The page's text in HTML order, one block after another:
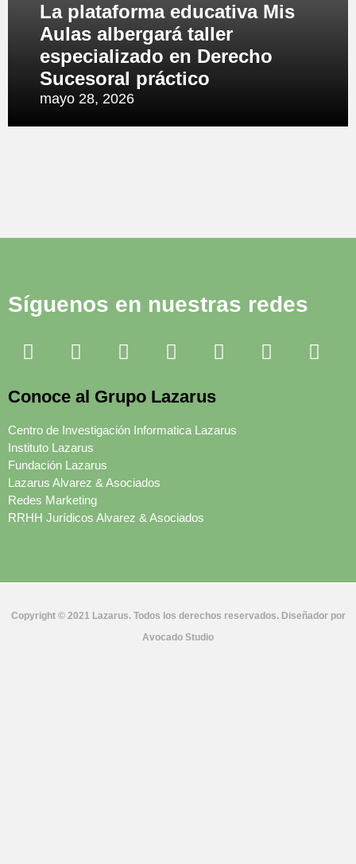
La plataforma educativa Mis
Aulas albergará taller
especializado en Derecho
Sucesoral práctico
mayo 28, 2026
Síguenos en nuestras redes
Conoce al Grupo Lazarus
Centro de Investigación Informatica Lazarus
Instituto Lazarus
Fundación Lazarus
Lazarus Alvarez & Asociados
Redes Marketing
RRHH Jurídicos Alvarez & Asociados
Copyright © 2021 Lazarus. Todos los derechos reservados. Diseñador por
Avocado Studio